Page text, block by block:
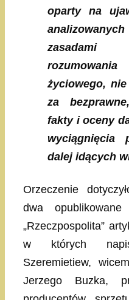
oparty na
życiowego,
za
fakty i oceny
wyciągnięcia
dalej idących
Orzeczenie
dwa
„Rzeczpospolita”
w których
Szeremietiew,
Jerzego Buzka,